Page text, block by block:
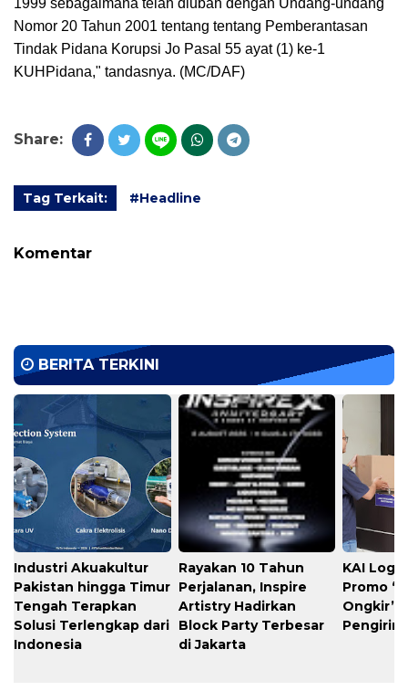
1999 sebagaimana telah diubah dengan Undang-undang
Nomor 20 Tahun 2001 tentang tentang Pemberantasan
Tindak Pidana Korupsi Jo Pasal 55 ayat (1) ke-1
KUHPidana," tandasnya. (MC/DAF)
Share:
Tag Terkait: #Headline
Komentar
BERITA TERKINI
Industri Akuakultur
Pakistan hingga Timur
Tengah Terapkan
Solusi Terlengkap dari
Indonesia
Rayakan 10 Tahun
Perjalanan, Inspire
Artistry Hadirkan
Block Party Terbesar
di Jakarta
KAI
Promo
Ongkir”